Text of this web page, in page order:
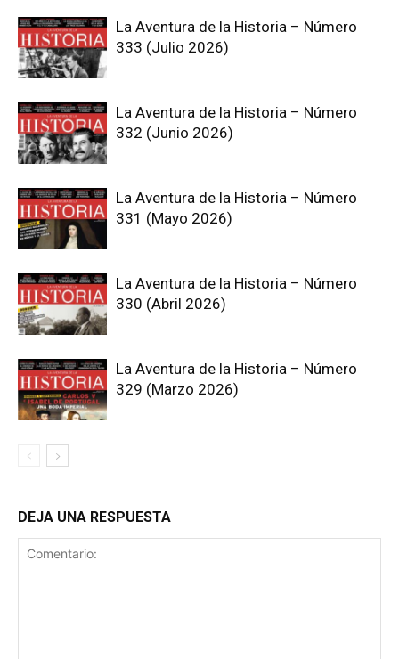
La Aventura de la Historia – Número
333 (Julio 2026)
La Aventura de la Historia – Número
332 (Junio 2026)
La Aventura de la Historia – Número
331 (Mayo 2026)
La Aventura de la Historia – Número
330 (Abril 2026)
La Aventura de la Historia – Número
329 (Marzo 2026)
DEJA UNA RESPUESTA